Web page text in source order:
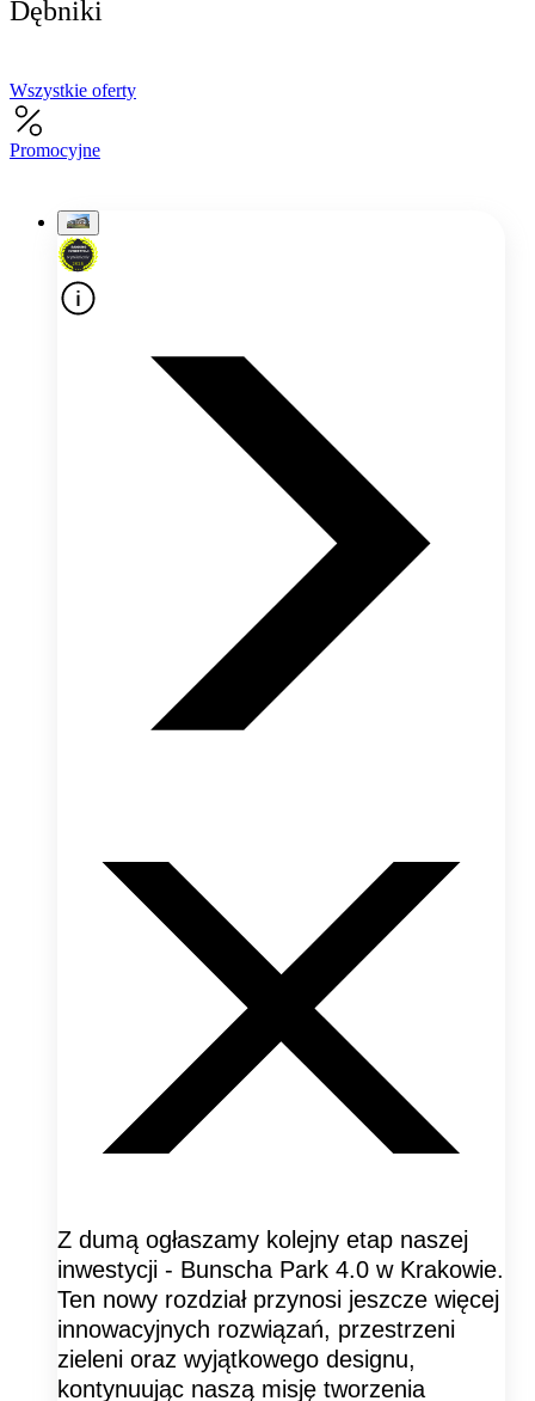
Dębniki
Wszystkie oferty
Promocyjne
Z dumą ogłaszamy kolejny etap naszej
inwestycji - Bunscha Park 4.0 w Krakowie.
Ten nowy rozdział przynosi jeszcze więcej
innowacyjnych rozwiązań, przestrzeni
zieleni oraz wyjątkowego designu,
kontynuując naszą misję tworzenia